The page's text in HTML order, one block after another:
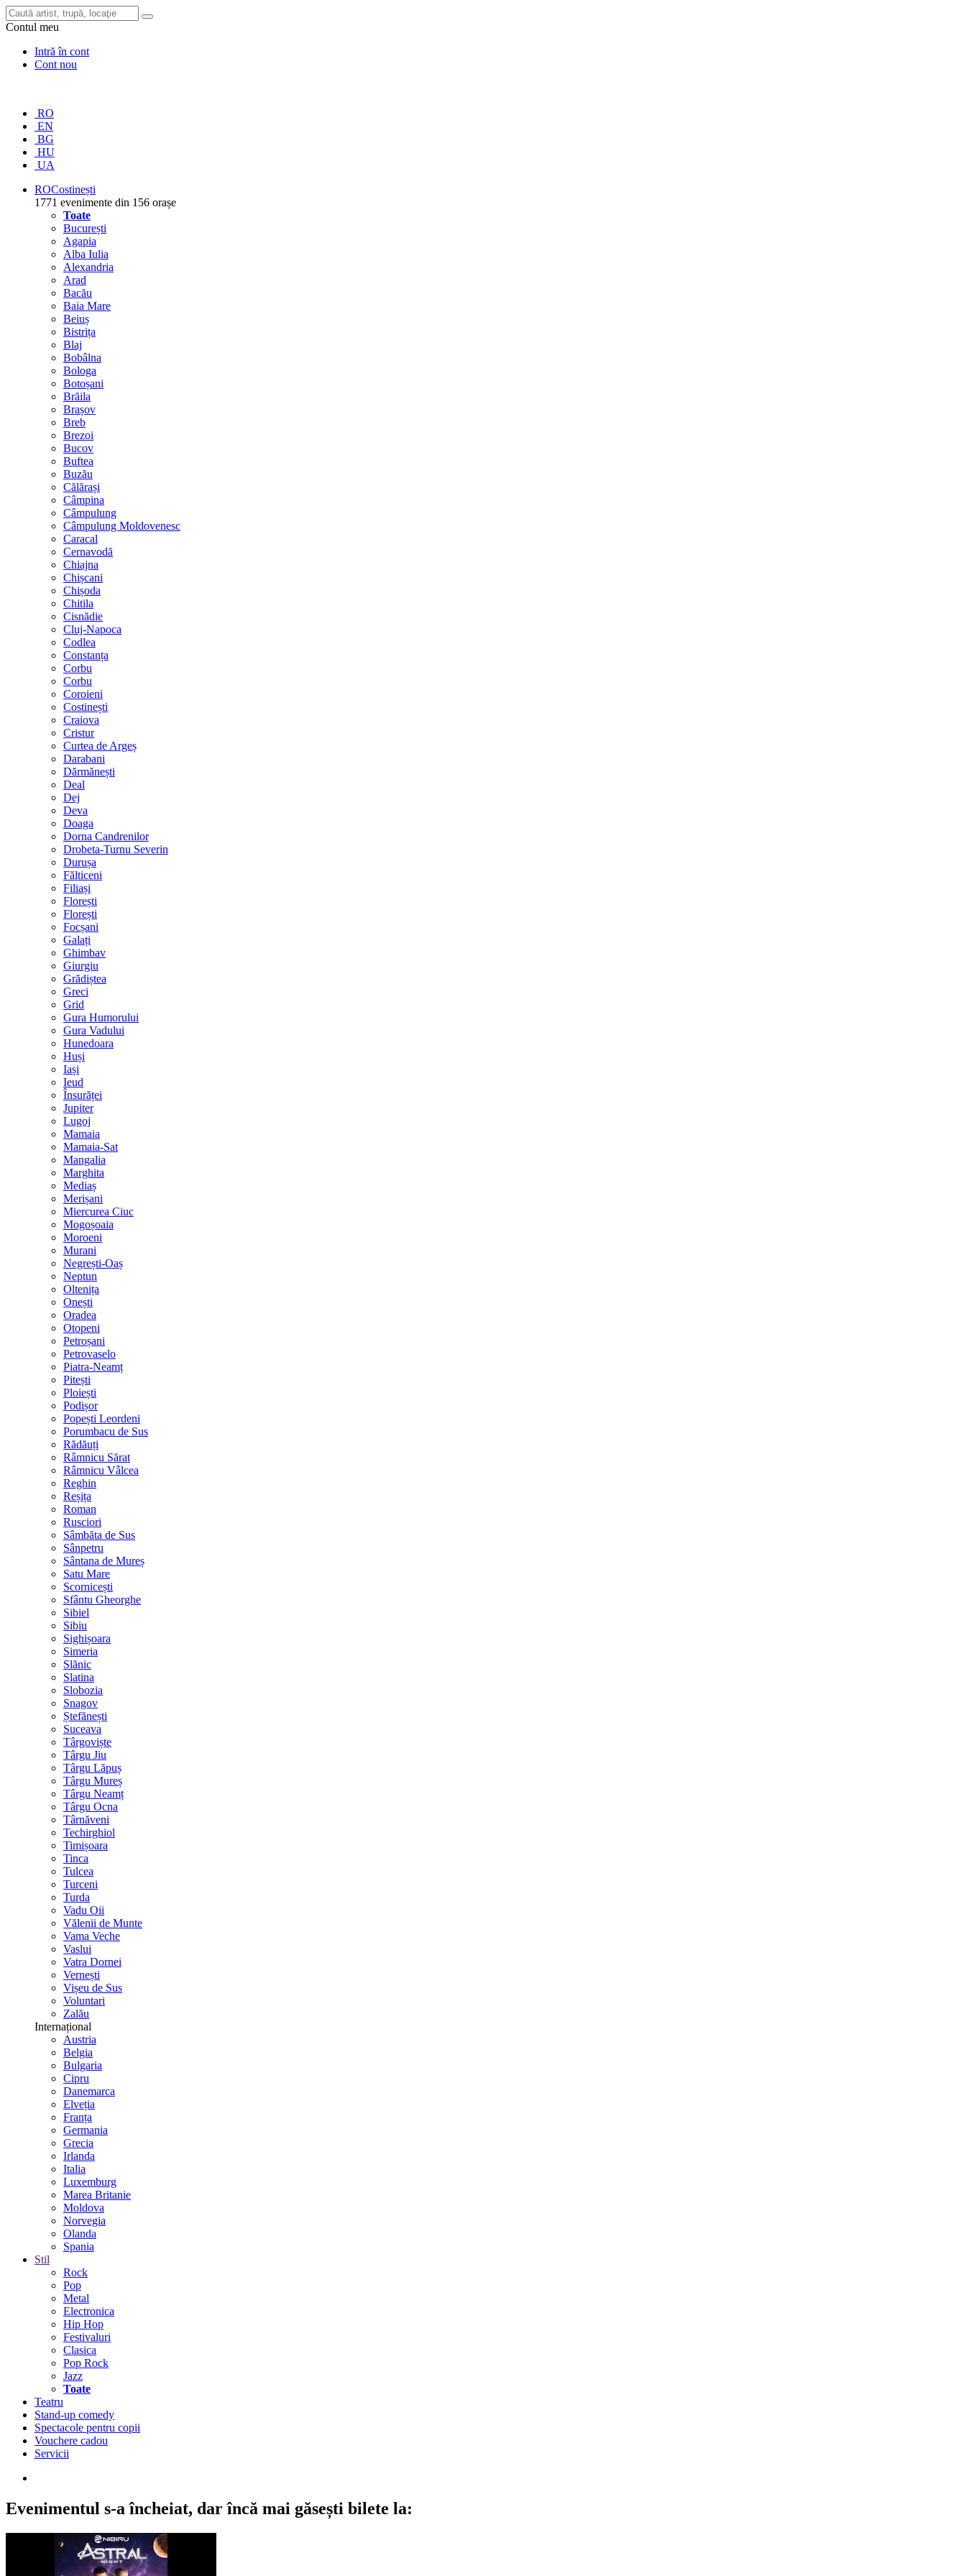
Contul meu
Intră în cont
Cont nou
RO
EN
BG
HU
UA
ROCostinești
1771 evenimente din 156 orașe
Toate
București
Agapia
Alba Iulia
Alexandria
Arad
Bacău
Baia Mare
Beiuș
Bistrița
Blaj
Bobâlna
Bologa
Botoșani
Brăila
Brașov
Breb
Brezoi
Bucov
Buftea
Buzău
Călărași
Câmpina
Câmpulung
Câmpulung Moldovenesc
Caracal
Cernavodă
Chiajna
Chișcani
Chișoda
Chitila
Cisnădie
Cluj-Napoca
Codlea
Constanța
Corbu
Corbu
Coroieni
Costinești
Craiova
Cristur
Curtea de Argeș
Darabani
Dărmănești
Deal
Dej
Deva
Doaga
Dorna Candrenilor
Drobeta-Turnu Severin
Durușa
Fălticeni
Filiași
Florești
Florești
Focșani
Galați
Ghimbav
Giurgiu
Grădiștea
Greci
Grid
Gura Humorului
Gura Vadului
Hunedoara
Huși
Iași
Ieud
Însurăței
Jupiter
Lugoj
Mamaia
Mamaia-Sat
Mangalia
Marghita
Mediaș
Merișani
Miercurea Ciuc
Mogoșoaia
Moroeni
Murani
Negrești-Oaș
Neptun
Oltenița
Onești
Oradea
Otopeni
Petroșani
Petrovaselo
Piatra-Neamț
Pitești
Ploiești
Podișor
Popești Leordeni
Porumbacu de Sus
Rădăuți
Râmnicu Sărat
Râmnicu Vâlcea
Reghin
Reșița
Roman
Rusciori
Sâmbăta de Sus
Sânpetru
Sântana de Mureș
Satu Mare
Scornicești
Sfântu Gheorghe
Sibiel
Sibiu
Sighișoara
Simeria
Slănic
Slatina
Slobozia
Snagov
Ștefănești
Suceava
Târgoviște
Târgu Jiu
Târgu Lăpuș
Târgu Mureș
Târgu Neamț
Târgu Ocna
Târnăveni
Techirghiol
Timișoara
Tinca
Tulcea
Turceni
Turda
Vadu Oii
Vălenii de Munte
Vama Veche
Vaslui
Vatra Dornei
Vernești
Vișeu de Sus
Voluntari
Zalău
Internațional
Austria
Belgia
Bulgaria
Cipru
Danemarca
Elveția
Franța
Germania
Grecia
Irlanda
Italia
Luxemburg
Marea Britanie
Moldova
Norvegia
Olanda
Spania
Stil
Rock
Pop
Metal
Electronica
Hip Hop
Festivaluri
Clasica
Pop Rock
Jazz
Toate
Teatru
Stand-up comedy
Spectacole pentru copii
Vouchere cadou
Servicii
Evenimentul s-a încheiat, dar încă mai găsești bilete la: